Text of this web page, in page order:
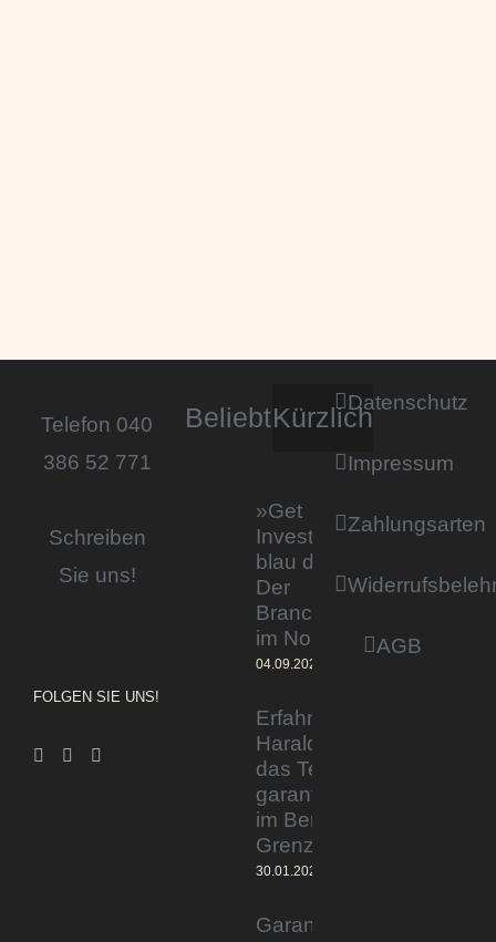
Telefon 040
386 52 771
Schreiben
Sie uns!
FOLGEN SIE UNS!
BeliebtKürzlich
»Get
Invested by
blau direkt«:
Der
Branchentag
im Norden
04.09.2023
Erfahrener Experte
Harald Wesely stärkt
das Team von
garantiertmehrnetto.de
im Bereich
Grenzgänger
30.01.2024
Garantiertmehrnetto.de®
Datenschutz
Impressum
Zahlungsarten
AGB